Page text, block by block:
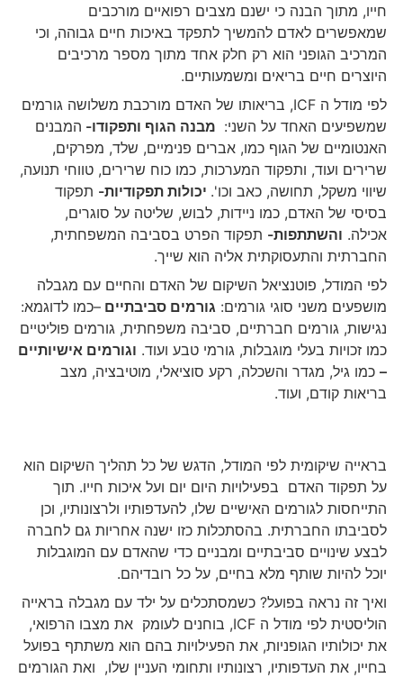
חייו, מתוך הבנה כי ישנם מצבים רפואיים מורכבים
שמאפשרים לאדם להמשיך לתפקד באיכות חיים גבוהה, וכי
המרכיב הגופני הוא רק חלק אחד מתוך מספר מרכיבים
היוצרים חיים בריאים ומשמעותיים.
לפי מודל ה ICF, בריאותו של האדם מורכבת משלושה גורמים
שמשפיעים האחד על השני: מבנה הגוף ותפקודו- המבנים
האנטומיים של הגוף כמו, אברים פנימיים, שלד, מפרקים,
שרירים ועוד, ותפקוד המערכות, כמו כוח שרירים, טווחי תנועה,
שיווי משקל, תחושה, כאב וכו'. יכולות תפקודיות- תפקוד
בסיסי של האדם, כמו ניידות, לבוש, שליטה על סוגרים,
אכילה. והשתתפות- תפקוד הפרט בסביבה המשפחתית,
החברתית והתעסוקתית אליה הוא שייך.
לפי המודל, פוטנציאל השיקום של האדם והחיים עם מגבלה
מושפעים משני סוגי גורמים: גורמים סביבתיים –כמו לדוגמא:
נגישות, גורמים חברתיים, סביבה משפחתית, גורמים פוליטיים
כמו זכויות בעלי מוגבלות, גורמי טבע ועוד. וגורמים אישיותיים
– כמו גיל, מגדר והשכלה, רקע סוציאלי, מוטיבציה, מצב
בריאות קודם, ועוד.
בראייה שיקומית לפי המודל, הדגש של כל תהליך השיקום הוא
על תפקוד האדם בפעילויות היום יום ועל איכות חייו. תוך
התייחסות לגורמים האישיים שלו, להעדפותיו ולרצונותיו, וכן
לסביבתו החברתית. בהסתכלות כזו ישנה אחריות גם לחברה
לבצע שינויים סביבתיים ומבניים כדי שהאדם עם המוגבלות
יוכל להיות שותף מלא בחיים, על כל רובדיהם.
ואיך זה נראה בפועל? כשמסתכלים על ילד עם מגבלה בראייה
הוליסטית לפי מודל ה ICF, בוחנים לעומק את מצבו הרפואי,
את יכולותיו הגופניות, את הפעילויות בהם הוא משתתף בפועל
בחייו, את העדפותיו, רצונותיו ותחומי העניין שלו, ואת הגורמים